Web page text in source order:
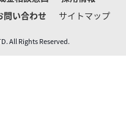
問い合わせ サイトマップ
All Rights Reserved.